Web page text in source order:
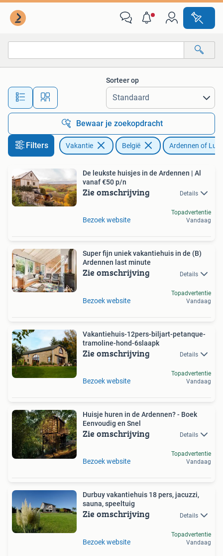
Alle afstanden…
Sorteer op
Bewaar je zoekopdracht
Filters Vakantie België Ardennen of
De leukste huisjes in de Ardennen | Al
vanaf €50 p/n
Zie omschrijving Details
Bezoek website
Topadvertentie
Vandaag
Super fijn uniek vakantiehuis in de (B)
Ardennen last minute
Zie omschrijving Details
Bezoek website
Topadvertentie
Vandaag
Vakantiehuis-12pers-biljart-petanque-
tramoline-hond-6slaapk
Zie omschrijving Details
Bezoek website
Topadvertentie
Vandaag
Huisje huren in de Ardennen? - Boek
Eenvoudig en Snel
Zie omschrijving Details
Bezoek website
Topadvertentie
Vandaag
Durbuy vakantiehuis 18 pers, jacuzzi,
sauna, speeltuig
Zie omschrijving Details
Bezoek website
Topadvertentie
Vandaag